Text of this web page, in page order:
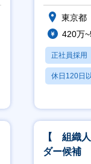
東京都
420万
正社員採用
休日120日
【 組織
ダー候補